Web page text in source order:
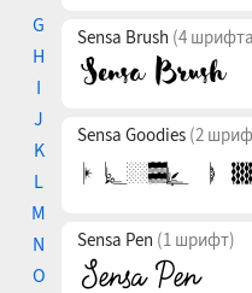
G
H
I
J
K
L
M
N
O
Sensa Brush (4
Sensa Goodies (2
Sensa Pen (1 шрифт)